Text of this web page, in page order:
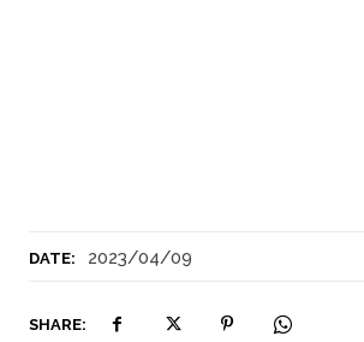
DATE: 2023/04/09
SHARE: